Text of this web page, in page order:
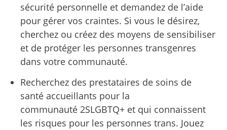
sécurité personnelle et demandez de l’aide
pour gérer vos craintes. Si vous le désirez,
cherchez ou créez des moyens de sensibiliser
et de protéger les personnes transgenres
dans votre communauté.
Recherchez des prestataires de soins de
santé accueillants pour la
communauté 2SLGBTQ+ et qui connaissent
les risques pour les personnes trans. Jouez